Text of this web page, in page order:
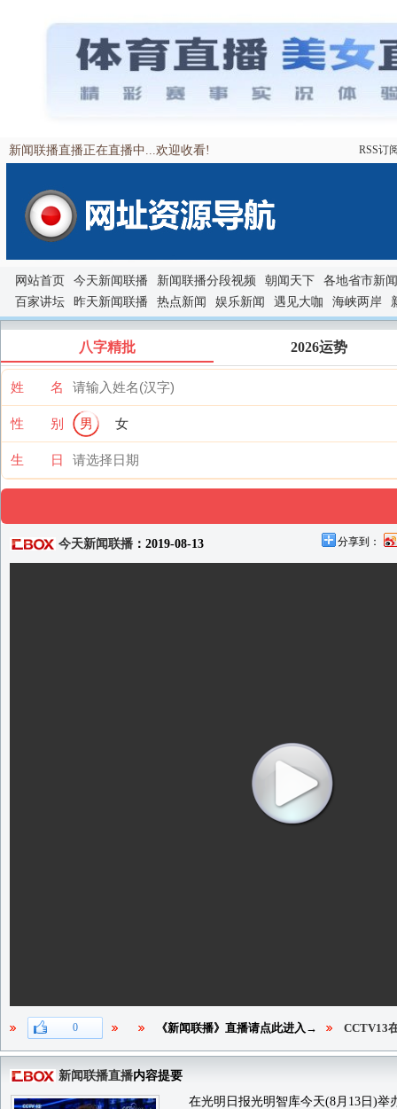
新闻联播直播正在直播中...欢迎收看! RSS订
网站首页 今天新闻联播 新闻联播分段视频 朝闻天下
各地省市新
百家讲坛
昨天新闻联播 热点新闻 娱乐新闻 遇见大咖 海峡两岸
八字精批 2026运势
姓 名
性 别 男 女
生 日
今天新闻联播 ：2019-08-13 分享到：
0 《新闻联播》直播请点此进入→ CCTV13
新闻联播直播内容提要
在光明日报光明智库今天(8月13日)举